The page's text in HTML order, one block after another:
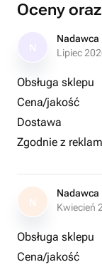
Oceny
Nadawca
Lipiec
Obsługa sklepu
Cena/jakość
Dostawa
Zgodnie z
N
Nadawca
Kwiecień
Obsługa sklepu
Cena/jakość